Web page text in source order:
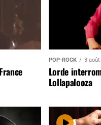
POP-ROCK 3 août
Lorde
Lollapalooza